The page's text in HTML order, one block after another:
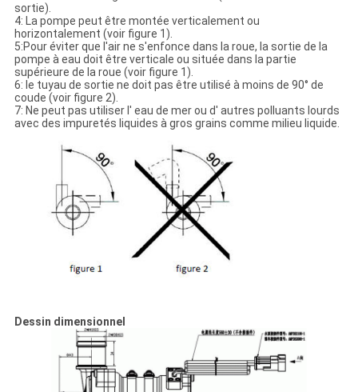
sortie).
4: La pompe peut être montée verticalement ou
horizontalement (voir figure 1).
5:Pour éviter que l'air ne s'enfonce dans la roue, la sortie de la
pompe à eau doit être verticale ou située dans la partie
supérieure de la roue (voir figure 1).
6: le tuyau de sortie ne doit pas être utilisé à moins de 90° de
coude (voir figure 2).
7: Ne peut pas utiliser l' eau de mer ou d' autres polluants lourds
avec des impuretés liquides à gros grains comme milieu liquide.
Dessin dimensionnel